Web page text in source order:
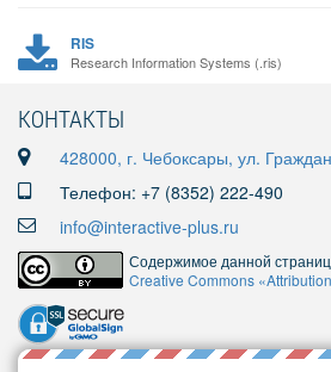
RIS
Research Information Systems (.ris)
КОНТАКТЫ
428000, г. Чебоксары, ул.
Телефон: +7 (8352) 222-490
info@interactive-plus.ru
Содержимое данной
Creative Commons